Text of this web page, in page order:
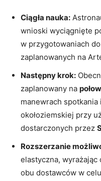
Ciągła nauka:
wnioski wyciągnięte
w przygotowaniach do
zaplanowanych na
Następny krok:
zaplanowany na
manewrach
okołoziemskiej przy
dostarczonych przez
Rozszerzanie
elastyczna,
obu dostawców w